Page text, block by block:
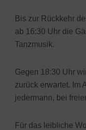
Bis zur Rückkehr
ab 16:30 Uhr die
Tanzmusik.
Gegen 18:30 Uhr
zurück erwartet. Im
jedermann, bei
Für das leibliche